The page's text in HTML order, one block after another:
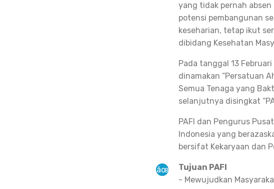
yang tidak pernah
potensi pembangunan
keseharian, tetap ikut
dibidang Kesehatan
Pada tanggal 13
dinamakan “Persatuan
Semua Tenaga yang
selanjutnya disingkat
PAFI dan Pengurus
Indonesia yang
bersifat Kekaryaan dan
Tujuan PAFI
- Mewujudkan